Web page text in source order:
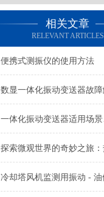
相关文章
RELEVANT ARTICLES
便携式测振仪的使用方法